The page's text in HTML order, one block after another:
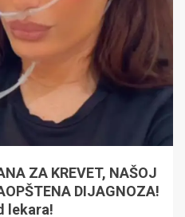
ZA KREVET, NAŠOJ
DIJAGNOZA!
lekara!